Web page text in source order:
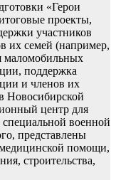
«Герои
проекты,
участников
их семей (например,
маломобильных
поддержка
и членов их
Новосибирской
центр для
специальной военной
представлены
помощи,
строительства,